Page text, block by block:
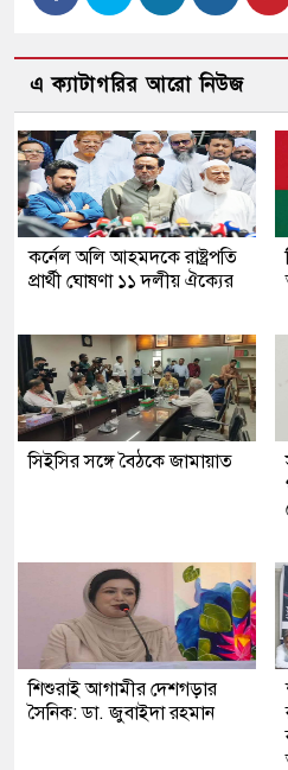
এ ক্যাটাগরির আরো নিউজ
কর্নেল অলি আহমদকে রাষ্ট্রপতি
প্রার্থী ঘোষণা ১১ দলীয় ঐক্যের
সিইসির সঙ্গে বৈঠকে জামায়াত
শিশুরাই আগামীর দেশগড়ার
সৈনিক: ডা. জুবাইদা রহমান